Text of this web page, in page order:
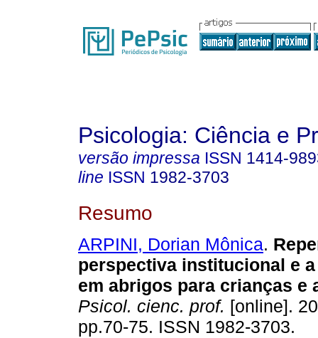
Psicologia: Ciência e
versão impressa ISSN 1414-
line ISSN 1982-3703
Resumo
ARPINI, Dorian Mônica.
perspectiva institucional e
em abrigos para crianças e
Psicol. cienc. prof. [online].
pp.70-75. ISSN 1982-3703.